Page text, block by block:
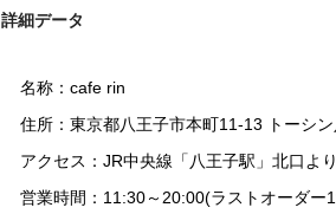
詳細データ
名称：cafe rin
住所：東京都八王子市本町11-13 トーシ
アクセス：JR中央線「八王子駅」北口よ
営業時間：11:30～20:00(ラストオーダー